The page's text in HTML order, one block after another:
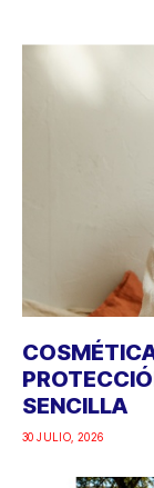
SENCILLA
30 JULIO, 2026